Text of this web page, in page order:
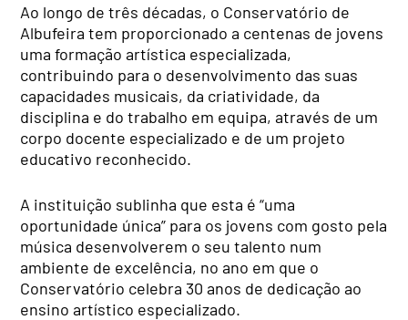
Ao longo de três décadas, o Conservatório de
Albufeira tem proporcionado a centenas de jovens
uma formação artística especializada,
contribuindo para o desenvolvimento das suas
capacidades musicais, da criatividade, da
disciplina e do trabalho em equipa, através de um
corpo docente especializado e de um projeto
educativo reconhecido.
A instituição sublinha que esta é “uma
oportunidade única” para os jovens com gosto pela
música desenvolverem o seu talento num
ambiente de excelência, no ano em que o
Conservatório celebra 30 anos de dedicação ao
ensino artístico especializado.